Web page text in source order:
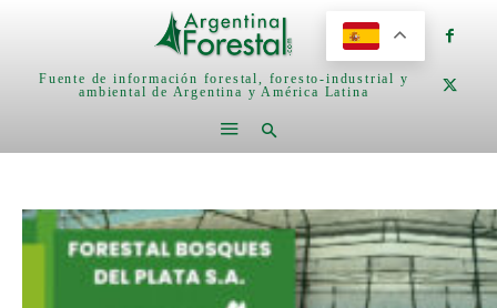
Fuente de información forestal, foresto-industrial y
ambiental de Argentina y América Latina